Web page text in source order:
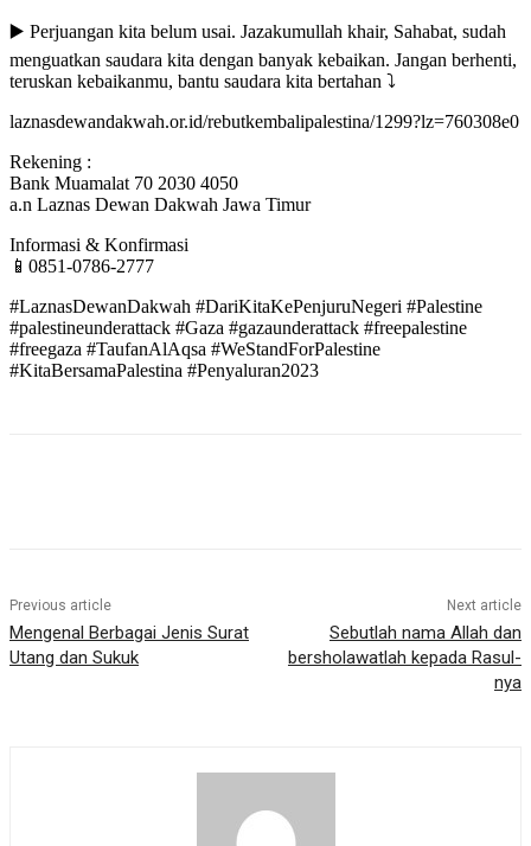
▶️ Perjuangan kita belum usai. Jazakumullah khair, Sahabat, sudah
menguatkan saudara kita dengan banyak kebaikan. Jangan berhenti,
teruskan kebaikanmu, bantu saudara kita bertahan ⤵️
laznasdewandakwah.or.id/rebutkembalipalestina/1299?lz=760308e0
Rekening :
Bank Muamalat 70 2030 4050
a.n Laznas Dewan Dakwah Jawa Timur
Informasi & Konfirmasi
📱0851-0786-2777
#LaznasDewanDakwah #DariKitaKePenjuruNegeri #Palestine
#palestineunderattack #Gaza #gazaunderattack #freepalestine
#freegaza #TaufanAlAqsa #WeStandForPalestine
#KitaBersamaPalestina #Penyaluran2023
Previous article
Mengenal Berbagai Jenis Surat
Utang dan Sukuk
Next article
Sebutlah nama Allah dan
bersholawatlah kepada Rasul-
nya